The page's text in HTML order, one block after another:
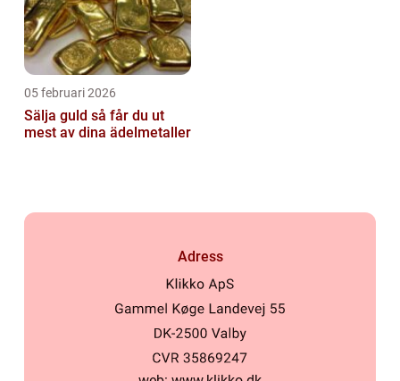
05 februari 2026
Sälja guld så får du ut
mest av dina ädelmetaller
Adress